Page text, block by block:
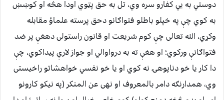
دوستي به يي کفارو سره وي، تل به حق پټوي اودا هڅه او کوښښ
به کوي چې په خپلو باطلو فتواګانو دحق پرسته علماؤ مقابله
وکړي، الله تعالی چې کوم شریعت او قانون راستولی دهغې پر ضد
فتواګانې ورکوي؛ او هغې ته به درواوالي او جواز لارې پیداکوي، چې
دا کار یا خو دناپوهۍ نه کوي او یا خو نفسي خواهشاتو راخیستی
وي، همدارنګه دامر بالمعروف او نهی عن المنکر (په نیکو کارونو